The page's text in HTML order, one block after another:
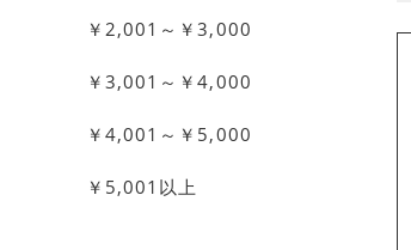
￥2,001～￥3,000
￥3,001～￥4,000
￥4,001～￥5,000
￥5,001以上